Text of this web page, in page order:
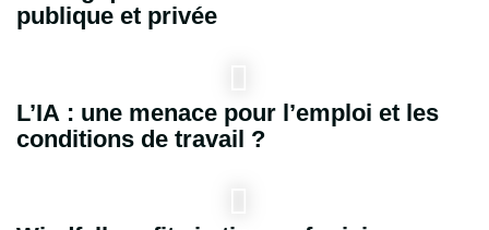
publique et privée
L’IA : une menace pour l’emploi et les
conditions de travail ?